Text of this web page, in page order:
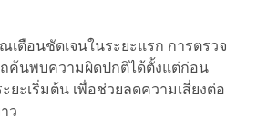
ตือนชัดเจนในระยะแรก การตรวจ
ค้นพบความผิดปกติได้ตั้งแต่ก่อน
ะเริ่มต้น เพื่อช่วยลดความเสี่ยงต่อ
ว